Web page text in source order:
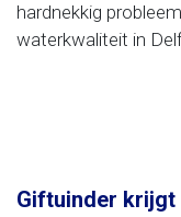
hardnekkig
waterkwaliteit in
Giftuinder krijgt